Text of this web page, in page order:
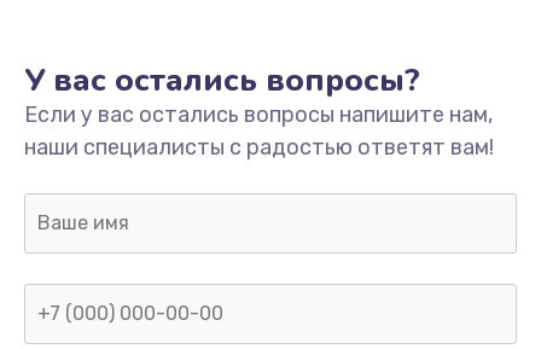
Заказать
Ремонт корпуса
Заказать
Настройка
У вас остались вопросы?
Если у вас остались вопросы напишите нам,
наши специалисты с радостью ответят вам!